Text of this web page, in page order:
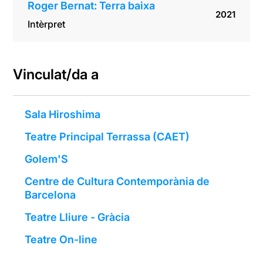
Roger Bernat: Terra baixa
Intèrpret
2021
Vinculat/da a
Sala Hiroshima
Teatre Principal Terrassa (CAET)
Golem'S
Centre de Cultura Contemporània de
Barcelona
Teatre Lliure - Gràcia
Teatre On-line